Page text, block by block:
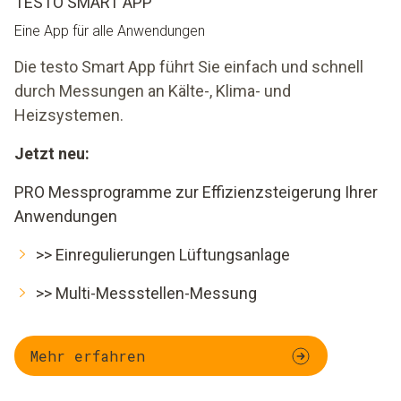
Eine App für alle Anwendungen
Die testo Smart App führt Sie einfach und schnell
durch Messungen an Kälte-, Klima- und
Heizsystemen.
Jetzt neu:
PRO Messprogramme zur Effizienzsteigerung Ihrer
Anwendungen
>> Einregulierungen Lüftungsanlage
>> Multi-Messstellen-Messung
Mehr erfahren